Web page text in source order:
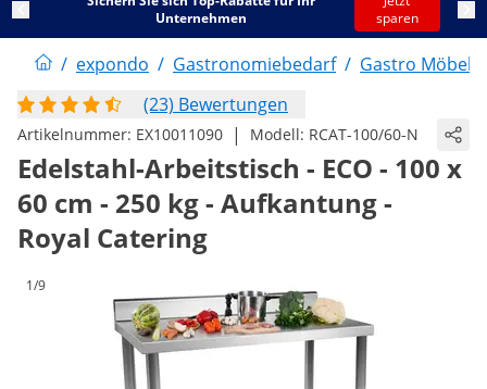
Unternehmen
sparen
/ expondo / Gastronomiebedarf / Gastro Möbel
(23) Bewertungen
Artikelnummer: EX10011090 | Modell: RCAT-100/60-N
Edelstahl-Arbeitstisch - ECO - 100 x
60 cm - 250 kg - Aufkantung -
Royal Catering
1/9